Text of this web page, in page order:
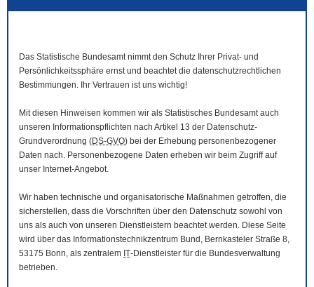
Das Statistische Bundesamt nimmt den Schutz Ihrer Privat- und
Persönlichkeitssphäre ernst und beachtet die datenschutzrechtlichen
Bestimmungen. Ihr Vertrauen ist uns wichtig!
Mit diesen Hinweisen kommen wir als Statistisches Bundesamt auch
unseren Informationspflichten nach Artikel 13 der Datenschutz-
Grundverordnung (DS-GVO) bei der Erhebung personenbezogener
Daten nach. Personenbezogene Daten erheben wir beim Zugriff auf
unser Internet-Angebot.
Wir haben technische und organisatorische Maßnahmen getroffen, die
sicherstellen, dass die Vorschriften über den Datenschutz sowohl von
uns als auch von unseren Dienstleistern beachtet werden. Diese Seite
wird über das Informationstechnikzentrum Bund, Bernkasteler Straße 8,
53175 Bonn, als zentralem IT-Dienstleister für die Bundesverwaltung
betrieben.